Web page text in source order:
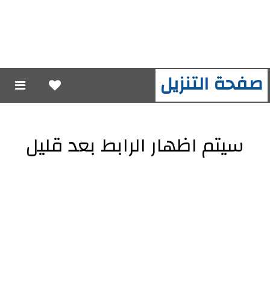
صفحة التنزيل
سيتم اظهار الرابط بعد قليل